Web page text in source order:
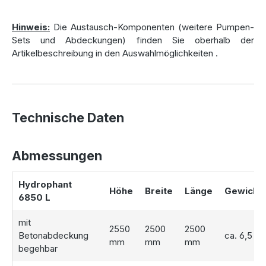
Einfache Handhabung und Nutzung
Nutzung. Der Anschluss an das Fallrohr erfolgt
Individuelle Ausstattung und
Pumpenlösungen
Wählen Sie aus verschiedenen
IhreHydrophant Regenwasseranlage
, wie begehbaren
Betonabdeckungen oder Schachtabdeckungen, die je nach
Hinweis: Die Austausch-Komponenten (weitere Pumpen-
Sets und Abdeckungen) finden Sie oberhalb der
Artikelbeschreibung in den Auswahlmöglichkeiten .
Technische Daten
Abmessungen
Hydrophant
6850 L
Höhe Breite Länge Gewicht
mit
Betonabdeckung
begehbar
2550
mm
2500
mm
2500
mm
ca. 6,5 t